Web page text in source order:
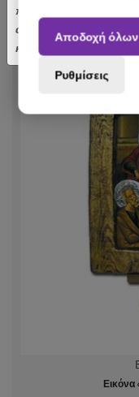
πραγματοποιηθούν
αποσταλούν με
κατανόηση.
Αποδοχή όλων
Ρυθμίσεις